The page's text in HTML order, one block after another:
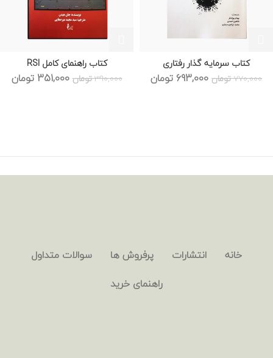
کتاب سرمایه گذار رفتاری
770,000تومان قیمت
693,000 تومانقیمت
کتاب راهنمای کامل RSI
390,000تومانقیمت
351,000 تومان
خانه انتشارات پرفروش ها
سوالات متداول
راهنمای خرید